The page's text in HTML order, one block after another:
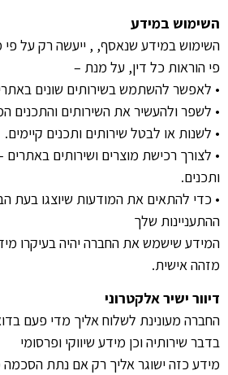
השימוש במידע
השימוש במידע שנאסף, , ייעשה רק על פי
פי הוראות כל דין, על מנת –
• לאפשר להשתמש בשירותים שונים
• לשפר ולהעשיר את השירותים והתכנים
• לשנות או לבטל שירותים ותכנים קיימים.
• לצורך רכישת מוצרים ושירותים
ותכנים.
• כדי להתאים את המודעות שיוצגו בעת
ההתעניינות שלך
המידע שישמש את החברה יהיה בעיקרו
מזהה אישית.
דיוור ישיר אלקטרוני
החברה מעונינת לשלוח אליך מדי פעם
בדבר שירותיה וכן מידע שיווקי ופרסומי
מידע כזה ישוגר אליך רק אם נתת